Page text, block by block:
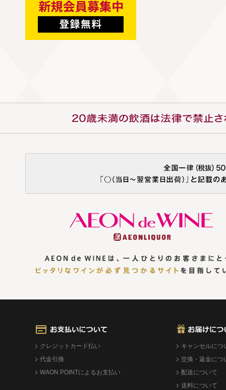
クレジットカード払い
代金引換
WAON POINTによるお支払い
キャンセルにつ
交換・返金につ
配送について
送料について